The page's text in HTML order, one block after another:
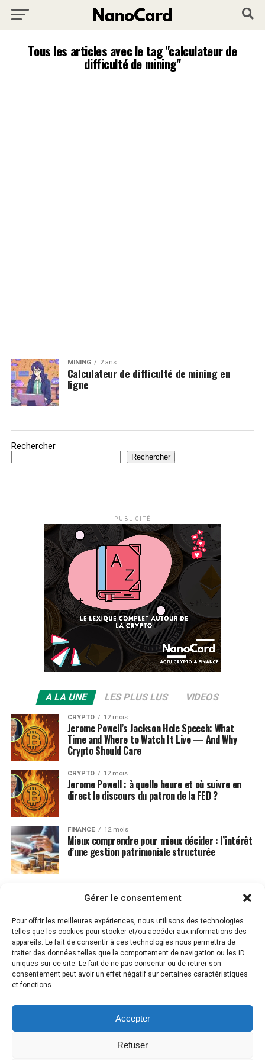
Gérer le consentement
Pour offrir les meilleures expériences, nous utilisons des technologies
telles que les cookies pour stocker et/ou accéder aux informations des
appareils. Le fait de consentir à ces technologies nous permettra de
traiter des données telles que le comportement de navigation ou les ID
uniques sur ce site. Le fait de ne pas consentir ou de retirer son
consentement peut avoir un effet négatif sur certaines caractéristiques
et fonctions.
Accepter
Refuser
Tous les articles avec le tag "calculateur de
difficulté de mining"
MINING 2 ans
Calculateur de difficulté de mining en
ligne
Rechercher
Rechercher
PUBLICITÉ
A LA UNE LES PLUS LUS VIDEOS
CRYPTO 12 mois
Jerome Powell’s Jackson Hole Speech: What
Time and Where to Watch It Live — And Why
Crypto Should Care
CRYPTO 12 mois
Jerome Powell : à quelle heure et où suivre en
direct le discours du patron de la FED ?
FINANCE 12 mois
Mieux comprendre pour mieux décider : l’intérêt
d’une gestion patrimoniale structurée
MENTIONS LÉGALES PLAN DU SITE
CONTACT
POLITIQUE DE COOKIES (UE)